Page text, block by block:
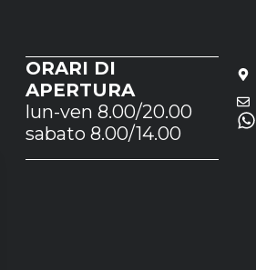
ORARI DI
APERTURA
lun-ven 8.00/20.00
sabato 8.00/14.00